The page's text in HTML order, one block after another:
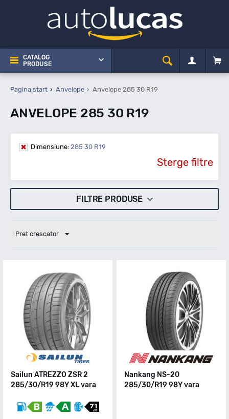
CATALOG
PRODUSE
Pagina start Anvelope Anvelope 285 30 R19
ANVELOPE 285 30 R19
Dimensiune: 285 30 R19
Sterge filtre
FILTRE PRODUSE
Pret crescator
Sailun ATREZZO ZSR 2
285/30/R19 98Y XL vara
Nankang NS-20
285/30/R19 98Y vara